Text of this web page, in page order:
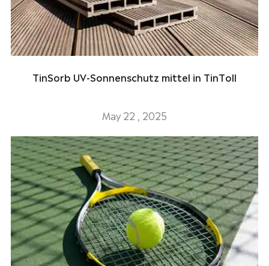
TinSorb UV-Sonnenschutz mittel in TinToll
May 22 , 2025